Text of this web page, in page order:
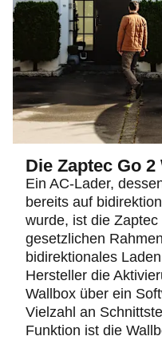
Die Zaptec Go 2
Ein AC-Lader,
bereits auf
wurde, ist die
gesetzlichen
bidirektionales
Hersteller die
Wallbox über ein
Vielzahl an
Funktion ist die